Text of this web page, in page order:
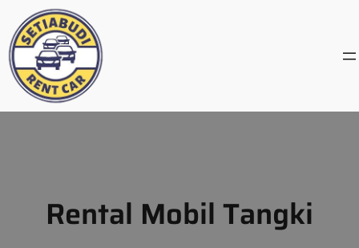
content
Rental Mobil Tangki